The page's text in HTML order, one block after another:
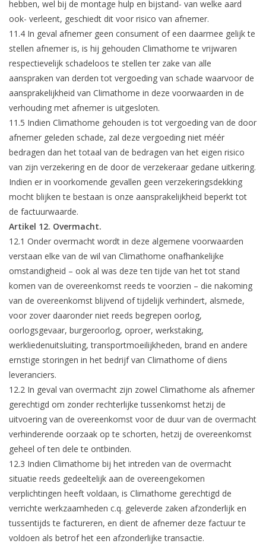
hebben, wel bij de montage hulp en bijstand- van welke aard
ook- verleent, geschiedt dit voor risico van afnemer.
11.4 In geval afnemer geen consument of een daarmee gelijk te
stellen afnemer is, is hij gehouden Climathome te vrijwaren
respectievelijk schadeloos te stellen ter zake van alle
aanspraken van derden tot vergoeding van schade waarvoor de
aansprakelijkheid van Climathome in deze voorwaarden in de
verhouding met afnemer is uitgesloten.
11.5 Indien Climathome gehouden is tot vergoeding van de door
afnemer geleden schade, zal deze vergoeding niet méér
bedragen dan het totaal van de bedragen van het eigen risico
van zijn verzekering en de door de verzekeraar gedane uitkering.
Indien er in voorkomende gevallen geen verzekeringsdekking
mocht blijken te bestaan is onze aansprakelijkheid beperkt tot
de factuurwaarde.
Artikel 12. Overmacht.
12.1 Onder overmacht wordt in deze algemene voorwaarden
verstaan elke van de wil van Climathome onafhankelijke
omstandigheid – ook al was deze ten tijde van het tot stand
komen van de overeenkomst reeds te voorzien – die nakoming
van de overeenkomst blijvend of tijdelijk verhindert, alsmede,
voor zover daaronder niet reeds begrepen oorlog,
oorlogsgevaar, burgeroorlog, oproer, werkstaking,
werkliedenuitsluiting, transportmoeilijkheden, brand en andere
ernstige storingen in het bedrijf van Climathome of diens
leveranciers.
12.2 In geval van overmacht zijn zowel Climathome als afnemer
gerechtigd om zonder rechterlijke tussenkomst hetzij de
uitvoering van de overeenkomst voor de duur van de overmacht
verhinderende oorzaak op te schorten, hetzij de overeenkomst
geheel of ten dele te ontbinden.
12.3 Indien Climathome bij het intreden van de overmacht
situatie reeds gedeeltelijk aan de overeengekomen
verplichtingen heeft voldaan, is Climathome gerechtigd de
verrichte werkzaamheden c.q. geleverde zaken afzonderlijk en
tussentijds te factureren, en dient de afnemer deze factuur te
voldoen als betrof het een afzonderlijke transactie.